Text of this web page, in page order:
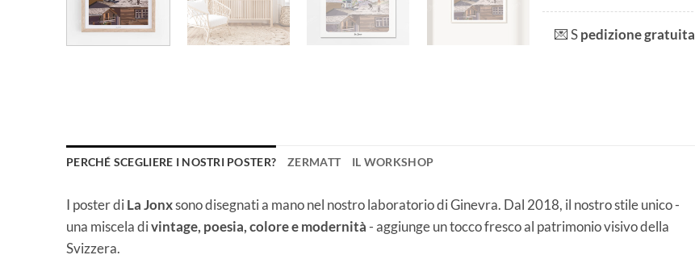
💌 Spedizione gratuita
PERCHÉ SCEGLIERE I NOSTRI POSTER? ZERMATT IL WORKSHOP
I poster diLa Jonxsono disegnati a mano nel nostro laboratorio di Ginevra. Dal 2018, il nostro stile unico -
una miscela divintage, poesia, colore e modernità- aggiunge un tocco fresco al patrimonio visivo della
Svizzera.